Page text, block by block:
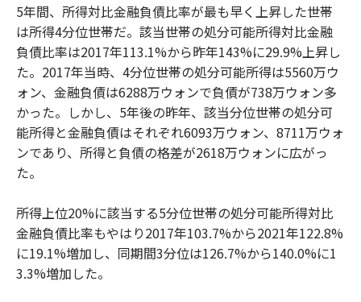
5年間、所得対比金融負債比率が最も早く上昇した世帯
は所得4分位世帯だ。該当世帯の処分可能所得対比金融
負債比率は2017年113.1%から昨年143%に29.9%上昇し
た。2017年当時、4分位世帯の処分可能所得は5560万ウ
ォン、金融負債は6288万ウォンで負債が738万ウォン多
かった。しかし、5年後の昨年、該当分位世帯の処分可
能所得と金融負債はそれぞれ6093万ウォン、8711万ウォ
ンであり、所得と負債の格差が2618万ウォンに広がっ
た。
所得上位20%に該当する5分位世帯の処分可能所得対比
金融負債比率もやはり2017年103.7%から2021年122.8%
に19.1%増加し、同期間3分位は126.7%から140.0%に1
3.3%増加した。